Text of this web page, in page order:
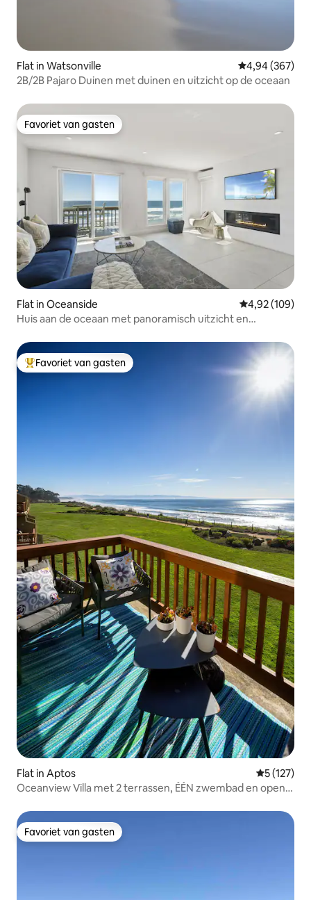
Flat in Watsonville Gemiddelde
4,94 (367)
2B/2B Pajaro Duinen met duinen en uitzicht op de oceaan
Favoriet van gasten
Favoriet van gasten
Flat in Oceanside Gemiddelde
4,92 (109)
Huis aan de oceaan met panoramisch uitzicht en
Topfavoriet van gasten
Favoriet van gasten
Flat in Aptos
5 (127)
Oceanview Villa met 2 terrassen, ÉÉN zwembad en open
Favoriet van gasten
Favoriet van gasten